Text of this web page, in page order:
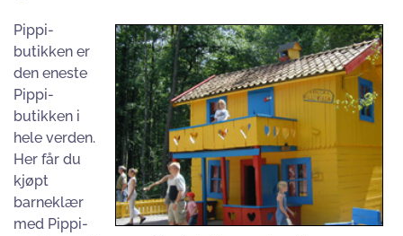
Pippi-
butikken er
den eneste
Pippi-
butikken i
hele verden.
Her får du
kjøpt
barneklær
med Pippi-